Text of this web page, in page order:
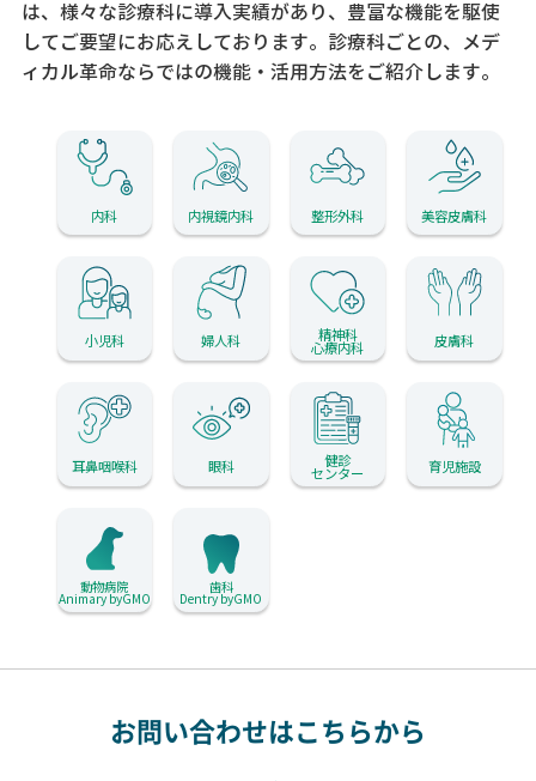
は、様々な診療科に導入実績があり、 豊富な機能を駆使
してご要望にお応えしております。 診療科ごとの、メデ
ィカル革命ならではの機能・活用方法をご紹介します。
内科 内視鏡内科 整形外科 美容皮膚科
小児科 婦人科 精神科
心療内科 皮膚科
耳鼻咽喉科 眼科 健診
センター 育児施設
動物病院
Animary byGMO
歯科
Dentry byGMO
お問い合わせはこちらから